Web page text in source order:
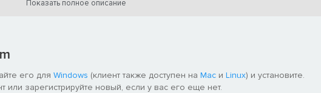
Показать полное описание
его для Windows (клиент также доступен на Mac и Linux) и установите.
или зарегистрируйте новый, если у вас его еще нет.